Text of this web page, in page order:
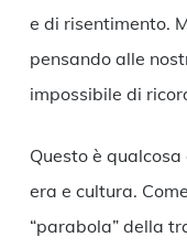
e di risentimento.
pensando alle
impossibile di
Questo è
era e cultura.
“parabola” della